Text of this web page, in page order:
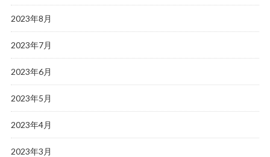
2023年8月
2023年7月
2023年6月
2023年5月
2023年4月
2023年3月